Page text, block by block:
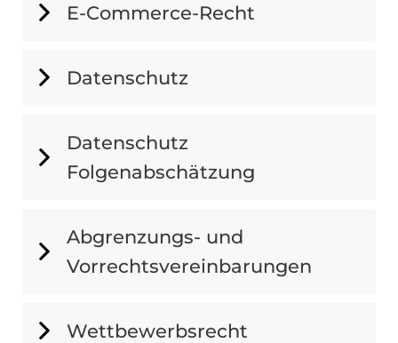
E-Commerce-Recht
Datenschutz
Datenschutz
Folgenabschätzung
Abgrenzungs- und
Vorrechtsvereinbarungen
Wettbewerbsrecht